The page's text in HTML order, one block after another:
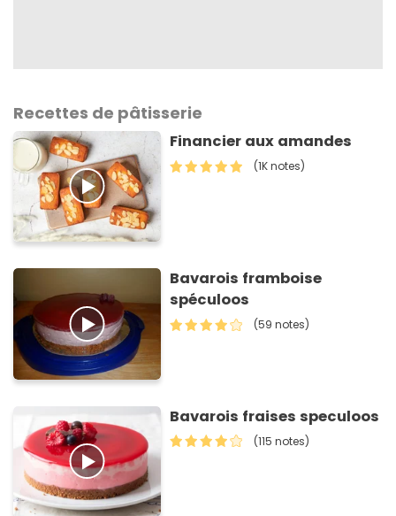
Recettes de pâtisserie
Financier aux amandes
(1K notes)
Bavarois framboise
spéculoos
(59 notes)
Bavarois fraises speculoos
(115 notes)